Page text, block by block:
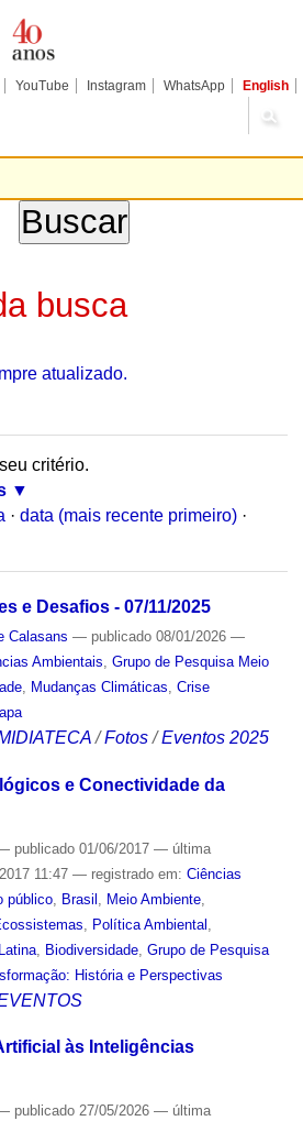
YouTube Instagram WhatsApp English
busca
atualizado.
critério.
· data (mais recente primeiro) ·
e Desafios - 07/11/2025
Calasans — publicado08/01/2026 —
Ambientais
Grupo de Pesquisa Meio
, Mudanças Climáticas Crise
/Fotos /Eventos 2025
e Conectividade da
publicado01/06/2017 — última
11:47 — registrado em: Ciências
público, Brasil Meio Ambiente,
Política Ambiental
, Biodiversidade, Grupo de Pesquisa
História e Perspectivas
às Inteligências
publicado27/05/2026 — última